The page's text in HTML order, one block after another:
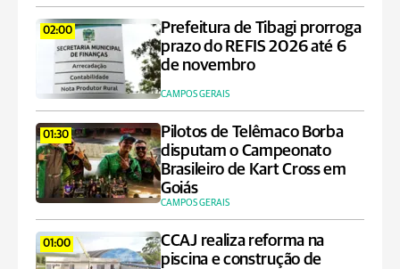
02:00
Prefeitura de Tibagi prorroga
prazo do REFIS 2026 até 6
de novembro
CAMPOS GERAIS
01:30
Pilotos de Telêmaco Borba
disputam o Campeonato
Brasileiro de Kart Cross em
Goiás
CAMPOS GERAIS
01:00
CCAJ realiza reforma na
piscina e construção de